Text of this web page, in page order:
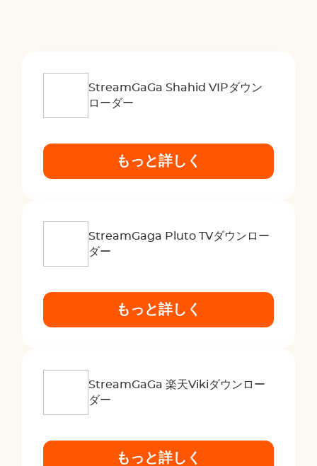
StreamGaGa Shahid VIPダウン
ローダー
もっと詳しく
StreamGaga Pluto TVダウンロー
ダー
もっと詳しく
StreamGaGa 楽天Vikiダウンロー
ダー
もっと詳しく